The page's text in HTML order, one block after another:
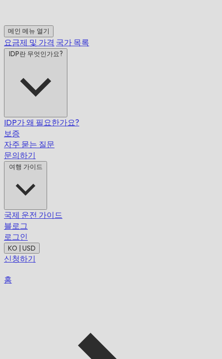
메인 메뉴 열기
요금제 및 가격 국가 목록
IDP란 무엇인가요?
IDP가 왜 필요한가요?
보증
자주 묻는 질문
문의하기
여행 가이드
국제 운전 가이드
블로그
로그인
KO | USD
신청하기
홈